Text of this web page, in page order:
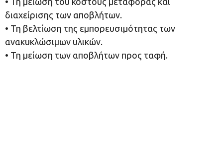
διαχείρισης των αποβλήτων.
• Τη βελτίωση της εμπορευσιμότητας των
ανακυκλώσιμων υλικών.
• Τη μείωση των αποβλήτων προς ταφή.